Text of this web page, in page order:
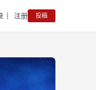
注册 投稿